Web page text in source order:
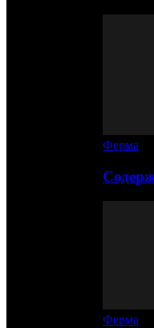
Ферма
Ферма